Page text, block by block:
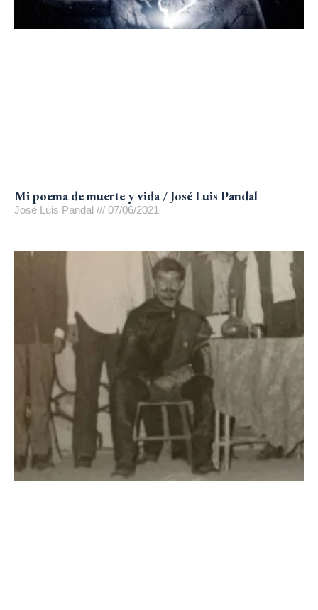
Mi poema de muerte y vida / José Luis Pandal
José Luis Pandal 07/06/2021